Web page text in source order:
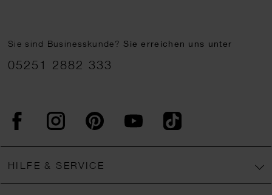
Sie sind Businesskunde?Sie erreichen uns unter
05251 2882 333
FacebookInstagram PinterestYouTubeTikTok
HILFE & SERVICE